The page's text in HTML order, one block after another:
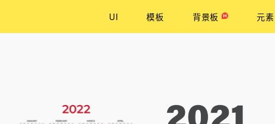
UI 模板 背景板 元素